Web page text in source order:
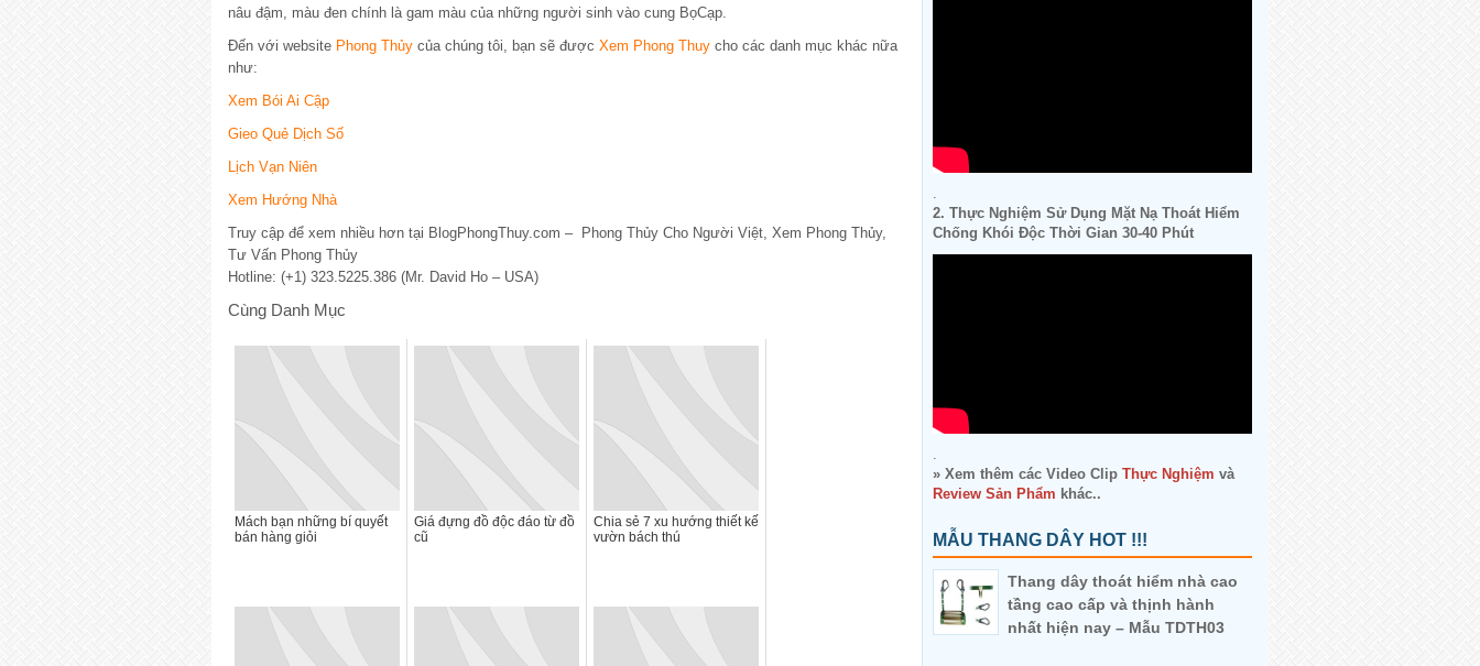
nâu đậm, màu đen chính là gam màu của những người sinh vào cung BọCạp.
Đến với website Phong Thủy của chúng tôi, bạn sẽ được Xem Phong Thuy cho các danh mục khác nữa
như:
Xem Bói Ai Cập
Gieo Quẻ Dịch Số
Lịch Vạn Niên
Xem Hướng Nhà
Truy cập để xem nhiều hơn tại BlogPhongThuy.com – Phong Thủy Cho Người Việt, Xem Phong Thủy,
Tư Vấn Phong Thủy
Hotline: (+1) 323.5225.386 (Mr. David Ho – USA)
Cùng Danh Mục
Mách bạn những bí quyết
bán hàng giỏi
Giá đựng đồ độc đáo từ đồ
cũ
Chia sẻ 7 xu hướng thiết kế
vườn bách thú
.
2. Thực Nghiệm Sử Dụng Mặt Nạ Thoát Hiểm
Chống Khói Độc Thời Gian 30-40 Phút
.
» Xem thêm các Video Clip Thực Nghiệm và
Review Sản Phẩm khác..
MẪU THANG DÂY HOT !!!
Thang dây thoát hiểm nhà cao
tầng cao cấp và thịnh hành
nhất hiện nay – Mẫu TDTH03